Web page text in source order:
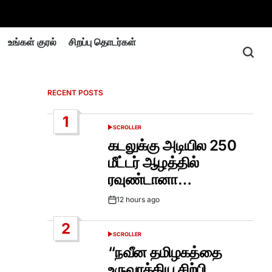
உங்கள் குரல் சிறப்பு தொடர்கள்
RECENT POSTS
1
POSTED
SCROLLER
கடலுக்கு அடியில 250
மீட்டர் ஆழத்தில்
ரவுண்டானா…
Post12 hours ago
2
POSTED
SCROLLER
“நவீன தமிழகத்தை